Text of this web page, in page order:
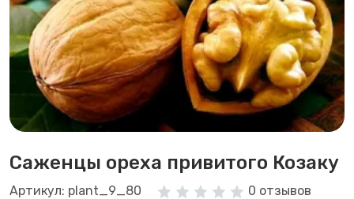
Саженцы ореха привитого Козаку
Артикул: plant_9_80
0 отзывов